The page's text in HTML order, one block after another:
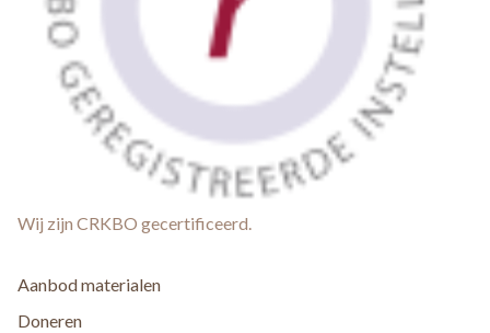
Wij zijn CRKBO gecertificeerd.
Aanbod materialen
Doneren